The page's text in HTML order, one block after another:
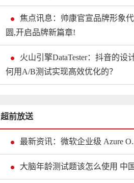
焦点讯息：帅康官宣品牌形象
圆,开启品牌新篇章!
火山引擎DataTester：抖音的设
何用A/B测试实现高效优化的？
超前放送
最新资讯：微软企业级 Azure
大脑年龄测试题该怎么使用 中